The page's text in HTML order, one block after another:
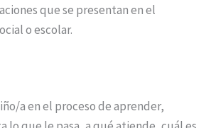
que se presentan en el
o escolar.
a en el proceso de aprender,